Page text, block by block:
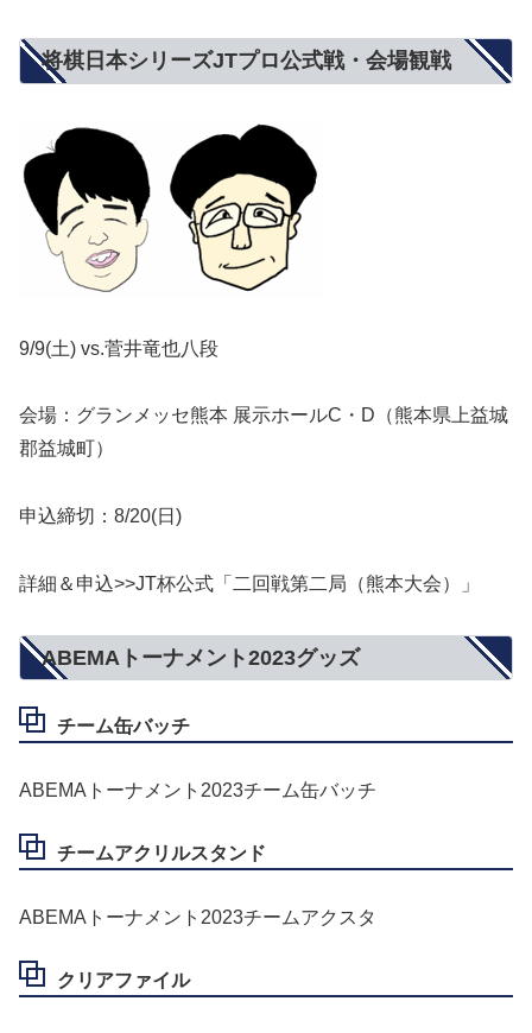
将棋日本シリーズJTプロ公式戦・会場観戦
9/9(土) vs.菅井竜也八段
会場：グランメッセ熊本 展示ホールC・D（熊本県上益城
郡益城町）
申込締切：8/20(日)
詳細＆申込>>JT杯公式「二回戦第二局（熊本大会）」
ABEMAトーナメント2023グッズ
チーム缶バッチ
ABEMAトーナメント2023チーム缶バッチ
チームアクリルスタンド
ABEMAトーナメント2023チームアクスタ
クリアファイル